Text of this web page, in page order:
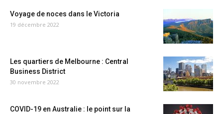
Voyage de noces dans le Victoria
19 décembre 2022
Les quartiers de Melbourne : Central
Business District
30 novembre 2022
COVID-19 en Australie : le point sur la